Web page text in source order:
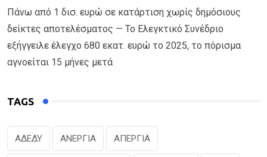
Πάνω από 1 δισ. ευρώ σε κατάρτιση χωρίς δημόσιους
δείκτες αποτελέσματος — Το Ελεγκτικό Συνέδριο
εξήγγειλε έλεγχο 680 εκατ. ευρώ το 2025, το πόρισμα
αγνοείται 15 μήνες μετά
TAGS
ΑΔΕΔΥ ΑΝΕΡΓΙΑ ΑΠΕΡΓΙΑ